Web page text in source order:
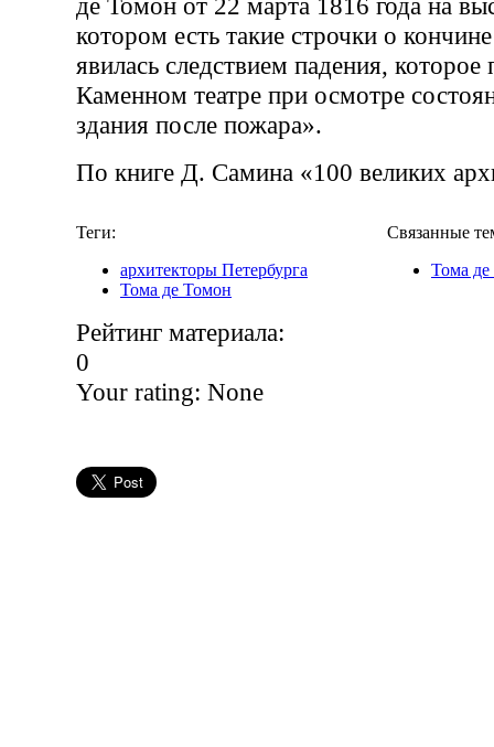
котором есть такие строчки о
явилась следствием падения,
Каменном театре при осмотре
здания после пожара».
По книге Д. Самина «100 великих
Теги:
архитекторы Петербурга
Тома де Томон
Связанные
Тома
Рейтинг материала:
0
Your rating: None